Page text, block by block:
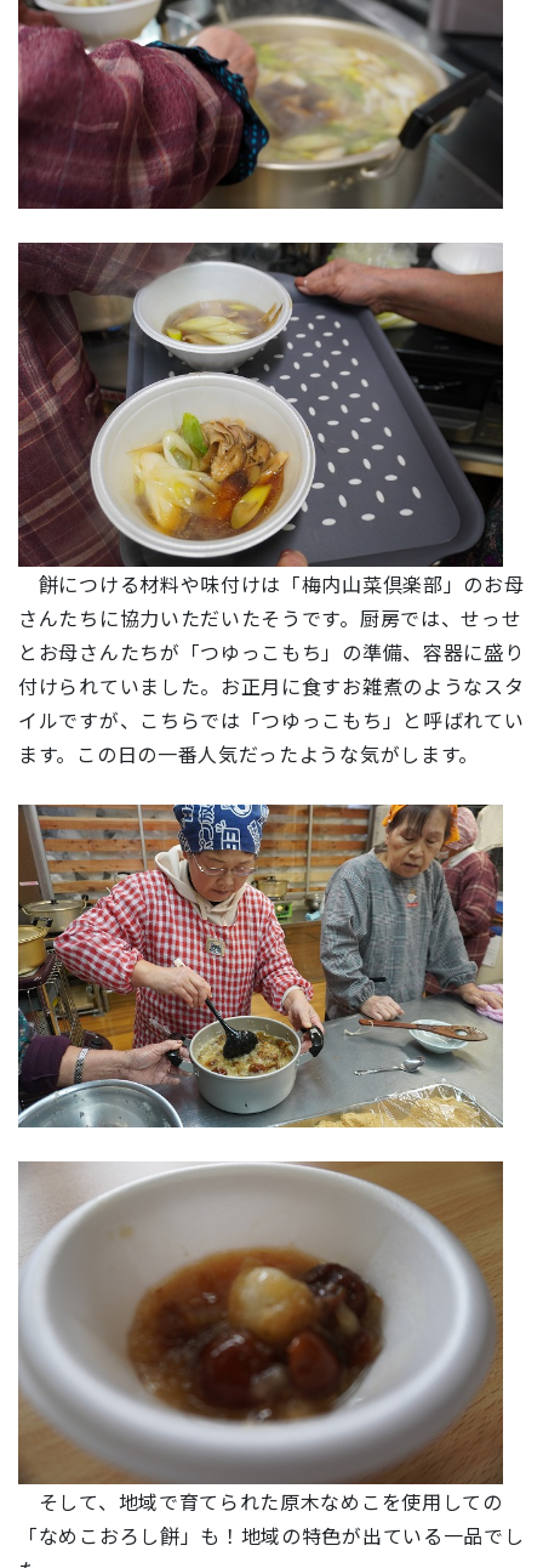
餅につける材料や味付けは「梅内山菜倶楽部」のお母
さんたちに協力いただいたそうです。厨房では、せっせ
とお母さんたちが「つゆっこもち」の準備、容器に盛り
付けられていました。お正月に食すお雑煮のようなスタ
イルですが、こちらでは「つゆっこもち」と呼ばれてい
ます。この日の一番人気だったような気がします。
そして、地域で育てられた原木なめこを使用しての
「なめこおろし餅」も！地域の特色が出ている一品でし